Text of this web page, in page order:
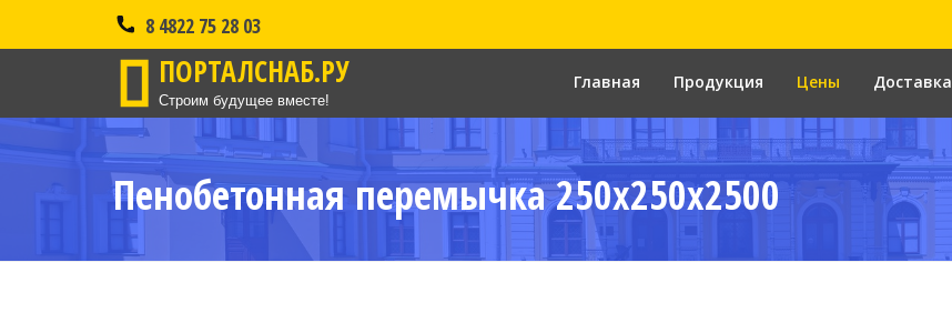
8 4822 75 28 03
ПОРТАЛСНАБ.РУ
Строим будущее вместе!
Главная Продукция Цены Доставка
Пенобетонная перемычка 250x250x2500